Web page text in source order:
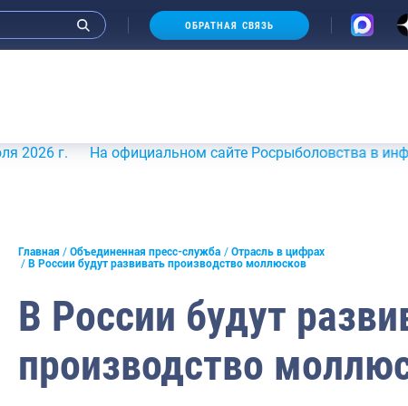
ОБРАТНАЯ СВЯЗЬ
На официальном сайте Росрыболовства в
Главная Объединенная пресс-служба
Отрасль в цифрах
В России будут развивать производство моллюсков
В России будут
производство